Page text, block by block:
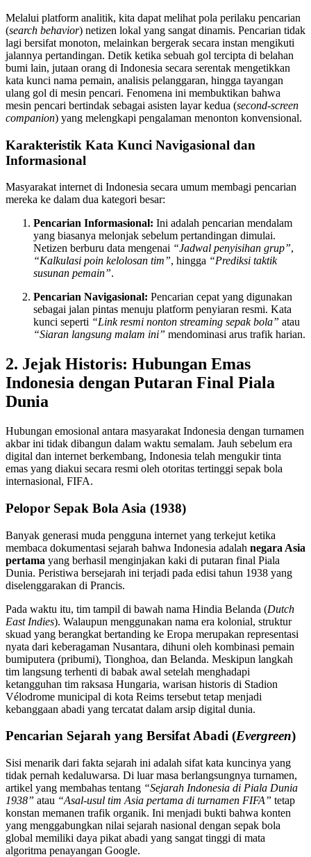
Melalui platform analitik, kita dapat melihat pola perilaku pencarian
(search behavior) netizen lokal yang sangat dinamis. Pencarian tidak
lagi bersifat monoton, melainkan bergerak secara instan mengikuti
jalannya pertandingan. Detik ketika sebuah gol tercipta di belahan
bumi lain, jutaan orang di Indonesia secara serentak mengetikkan
kata kunci nama pemain, analisis pelanggaran, hingga tayangan
ulang gol di mesin pencari. Fenomena ini membuktikan bahwa
mesin pencari bertindak sebagai asisten layar kedua (second-screen
companion) yang melengkapi pengalaman menonton konvensional.
Karakteristik Kata Kunci Navigasional dan
Informasional
Masyarakat internet di Indonesia secara umum membagi pencarian
mereka ke dalam dua kategori besar:
Pencarian Informasional: Ini adalah pencarian mendalam
yang biasanya melonjak sebelum pertandingan dimulai.
Netizen berburu data mengenai “Jadwal penyisihan grup”,
“Kalkulasi poin kelolosan tim”, hingga “Prediksi taktik
susunan pemain”.
Pencarian Navigasional: Pencarian cepat yang digunakan
sebagai jalan pintas menuju platform penyiaran resmi. Kata
kunci seperti “Link resmi nonton streaming sepak bola” atau
“Siaran langsung malam ini” mendominasi arus trafik harian.
2. Jejak Historis: Hubungan Emas
Indonesia dengan Putaran Final Piala
Dunia
Hubungan emosional antara masyarakat Indonesia dengan turnamen
akbar ini tidak dibangun dalam waktu semalam. Jauh sebelum era
digital dan internet berkembang, Indonesia telah mengukir tinta
emas yang diakui secara resmi oleh otoritas tertinggi sepak bola
internasional, FIFA.
Pelopor Sepak Bola Asia (1938)
Banyak generasi muda pengguna internet yang terkejut ketika
membaca dokumentasi sejarah bahwa Indonesia adalah negara Asia
pertama yang berhasil menginjakan kaki di putaran final Piala
Dunia. Peristiwa bersejarah ini terjadi pada edisi tahun 1938 yang
diselenggarakan di Prancis.
Pada waktu itu, tim tampil di bawah nama Hindia Belanda (Dutch
East Indies). Walaupun menggunakan nama era kolonial, struktur
skuad yang berangkat bertanding ke Eropa merupakan representasi
nyata dari keberagaman Nusantara, dihuni oleh kombinasi pemain
bumiputera (pribumi), Tionghoa, dan Belanda. Meskipun langkah
tim langsung terhenti di babak awal setelah menghadapi
ketangguhan tim raksasa Hungaria, warisan historis di Stadion
Vélodrome municipal di kota Reims tersebut tetap menjadi
kebanggaan abadi yang tercatat dalam arsip digital dunia.
Pencarian Sejarah yang Bersifat Abadi (Evergreen)
Sisi menarik dari fakta sejarah ini adalah sifat kata kuncinya yang
tidak pernah kedaluwarsa. Di luar masa berlangsungnya turnamen,
artikel yang membahas tentang “Sejarah Indonesia di Piala Dunia
1938” atau “Asal-usul tim Asia pertama di turnamen FIFA” tetap
konstan memanen trafik organik. Ini menjadi bukti bahwa konten
yang menggabungkan nilai sejarah nasional dengan sepak bola
global memiliki daya pikat abadi yang sangat tinggi di mata
algoritma penayangan Google.